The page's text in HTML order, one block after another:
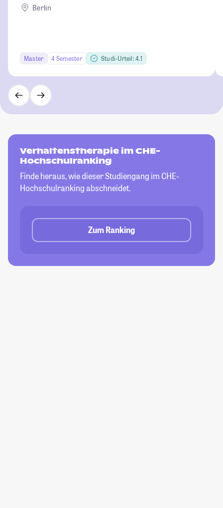
Berlin
Master 4 Semester Studi-Urteil: 4.1
Verhaltenstherapie im CHE-
Hochschulranking
Finde heraus, wie dieser Studiengang im CHE-
Hochschulranking abschneidet.
Zum Ranking